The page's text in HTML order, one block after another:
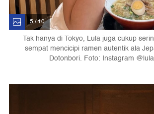
5 / 10
Tak hanya di Tokyo, Lula juga cukup
sempat mencicipi ramen autentik ala
Dotonbori. Foto: Instagram